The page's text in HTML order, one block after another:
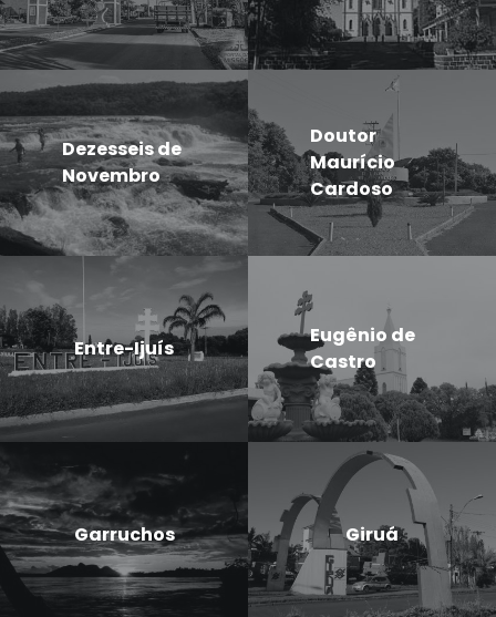
Dezesseis de
Novembro
Doutor
Maurício
Cardoso
Entre-Ijuís
Eugênio de
Castro
Garruchos Giruá